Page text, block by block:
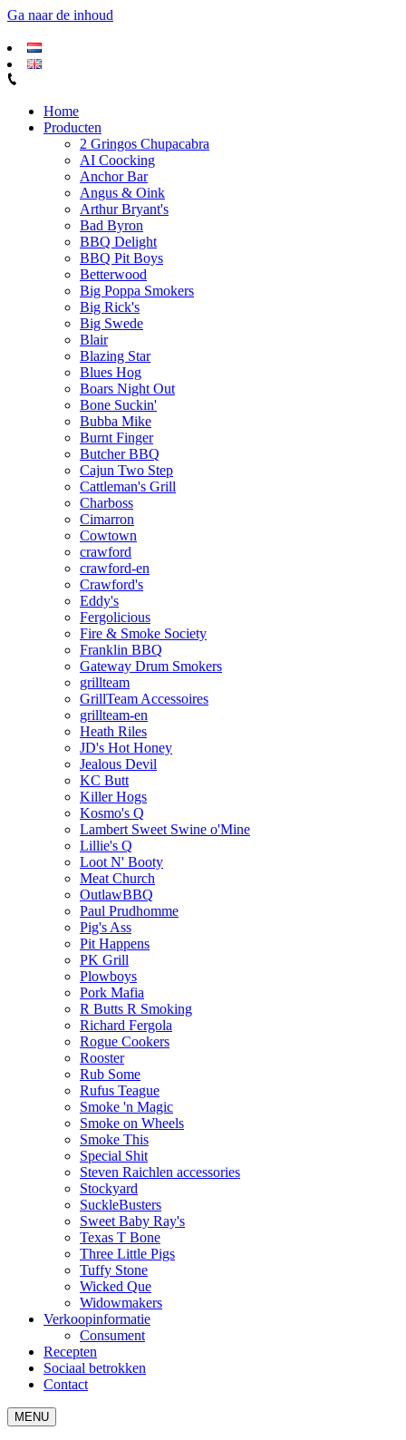
Ga naar de inhoud
Home
Producten
2 Gringos Chupacabra
AI Coocking
Anchor Bar
Angus & Oink
Arthur Bryant's
Bad Byron
BBQ Delight
BBQ Pit Boys
Betterwood
Big Poppa Smokers
Big Rick's
Big Swede
Blair
Blazing Star
Blues Hog
Boars Night Out
Bone Suckin'
Bubba Mike
Burnt Finger
Butcher BBQ
Cajun Two Step
Cattleman's Grill
Charboss
Cimarron
Cowtown
crawford
crawford-en
Crawford's
Eddy's
Fergolicious
Fire & Smoke Society
Franklin BBQ
Gateway Drum Smokers
grillteam
GrillTeam Accessoires
grillteam-en
Heath Riles
JD's Hot Honey
Jealous Devil
KC Butt
Killer Hogs
Kosmo's Q
Lambert Sweet Swine o'Mine
Lillie's Q
Loot N' Booty
Meat Church
OutlawBBQ
Paul Prudhomme
Pig's Ass
Pit Happens
PK Grill
Plowboys
Pork Mafia
R Butts R Smoking
Richard Fergola
Rogue Cookers
Rooster
Rub Some
Rufus Teague
Smoke 'n Magic
Smoke on Wheels
Smoke This
Special Shit
Steven Raichlen accessories
Stockyard
SuckleBusters
Sweet Baby Ray's
Texas T Bone
Three Little Pigs
Tuffy Stone
Wicked Que
Widowmakers
Verkoopinformatie
Consument
Recepten
Sociaal betrokken
Contact
MENU